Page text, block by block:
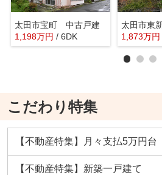
太田市宝町 中古戸建
1,198万円 / 6DK
1,873万円
こだわり特集
【不動産特集】月々支払5万円台
【不動産特集】新築一戸建て